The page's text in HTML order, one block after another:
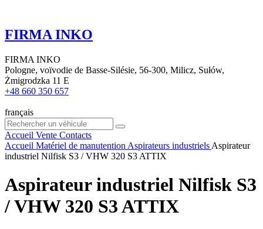
FIRMA INKO
FIRMA INKO
Pologne, voïvodie de Basse-Silésie, 56-300, Milicz, Sułów,
Żmigrodzka 11 E
+48 660 350 657
français
Accueil Vente Contacts
Accueil Matériel de manutention Aspirateurs industriels Aspirateur
industriel Nilfisk S3 / VHW 320 S3 ATTIX
Aspirateur industriel Nilfisk S3
/ VHW 320 S3 ATTIX